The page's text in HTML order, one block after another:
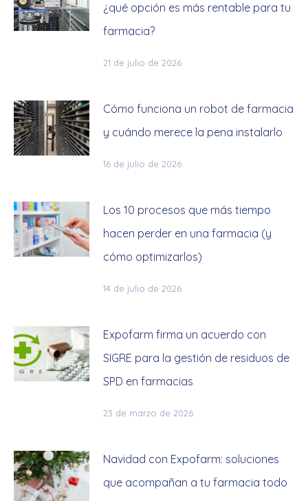
¿qué opción es más rentable para tu
farmacia?
21 de julio de 2026
Cómo funciona un robot de farmacia
y cuándo merece la pena instalarlo
16 de julio de 2026
Los 10 procesos que más tiempo
hacen perder en una farmacia (y
cómo optimizarlos)
14 de julio de 2026
Expofarm firma un acuerdo con
SIGRE para la gestión de residuos de
SPD en farmacias
23 de marzo de 2026
Navidad con Expofarm: soluciones
que acompañan a tu farmacia todo